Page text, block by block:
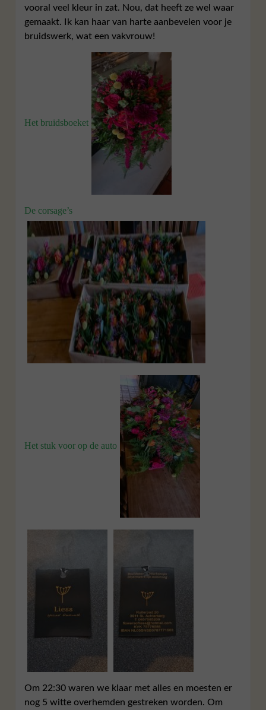
vooral veel kleur in zat. Nou, dat heeft ze wel waar
gemaakt. Ik kan haar van harte aanbevelen voor je
bruidswerk, wat een vakvrouw!
Het bruidsboeket
De corsage’s
Het stuk voor op de auto
Om 22:30 waren we klaar met alles en moesten er
nog 5 witte overhemden gestreken worden. Om